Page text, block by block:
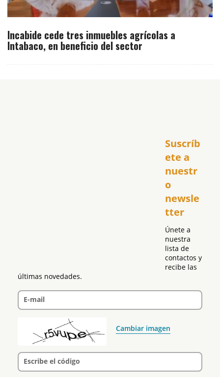
Incabide cede tres inmuebles agrícolas a
Intabaco, en beneficio del sector
Suscríb
ete a
nuestr
o
newsle
tter
Únete a
nuestra
lista de
contactos y
recibe las
últimas novedades.
E-mail
Cambiar imagen
Escribe el código